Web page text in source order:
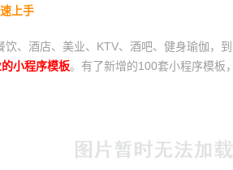
上手
、酒店、美业、KTV、酒吧、健身瑜伽，
小程序模板。有了新增的100套小程序模板